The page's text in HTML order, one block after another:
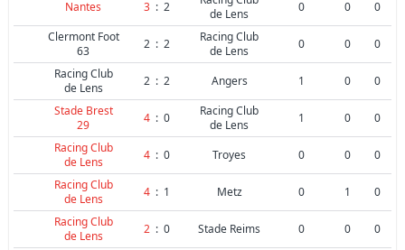
Nantes 3 : 2
de Lens
0 0
0
Clermont Foot
63
2 : 2
Racing Club
de Lens
0 0
0
Racing Club
de Lens
2 : 2 Angers 1 0
0
Stade Brest
29
4 : 0
Racing Club
de Lens
1 0
0
Racing Club
de Lens
4 : 0 Troyes 0 0
0
Racing Club
de Lens
4 : 1 Metz 0 1
0
Racing Club
de Lens
2 : 0 Stade Reims 0 0
0